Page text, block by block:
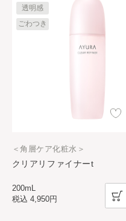
クリアリファイナーt
透明感
ごわつき
＜角層ケア化粧水＞
200mL
税込 4,950円